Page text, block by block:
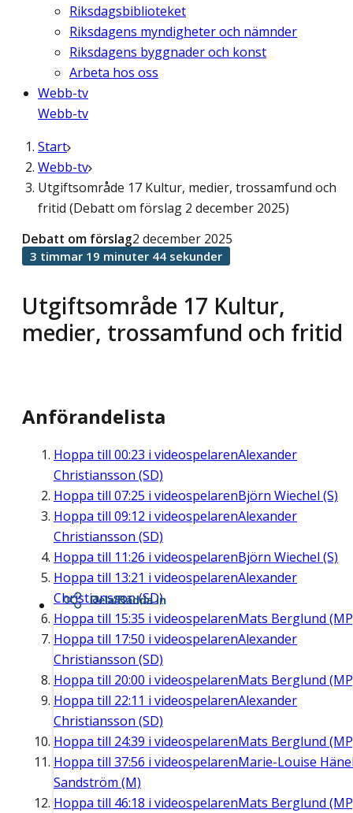
Riksdagsbiblioteket
Riksdagens myndigheter och nämnder
Riksdagens byggnader och konst
Arbeta hos oss
Webb-tv
Webb-tv
Start
Webb-tv
Utgiftsområde 17 Kultur, medier, trossamfund och
fritid (Debatt om förslag 2 december 2025)
Utgiftsområde 17 Kultur,
medier, trossamfund och fritid
Debatt om förslag2 december 2025
3 timmar 19 minuter 44 sekunder
Anförandelista
Hoppa till 00:23 i videospelarenAlexander
Christiansson (SD)
Hoppa till 07:25 i videospelarenBjörn Wiechel (S)
Hoppa till 09:12 i videospelarenAlexander
Christiansson (SD)
Hoppa till 11:26 i videospelarenBjörn Wiechel (S)
Hoppa till 13:21 i videospelarenAlexander
Christiansson (SD)
Hoppa till 15:35 i videospelarenMats Berglund
Hoppa till 17:50 i videospelarenAlexander
Christiansson (SD)
Hoppa till 20:00 i videospelarenMats Berglund
Hoppa till 22:11 i videospelarenAlexander
Christiansson (SD)
Hoppa till 24:39 i videospelarenMats Berglund
Hoppa till 37:56 i videospelarenMarie-Louise
Sandström (M)
Hoppa till 46:18 i videospelarenMats Berglund
Dela/Bädda in